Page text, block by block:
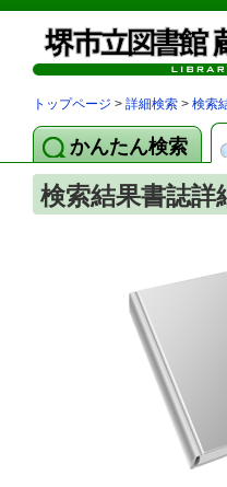
トップページ > 詳細検索 > 検索
かんたん検索
検索結果書誌詳